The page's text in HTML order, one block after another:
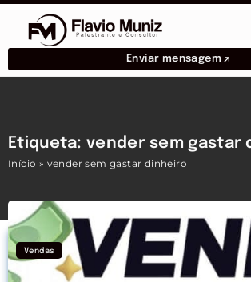
Enviar mensagem
Etiqueta: vender sem gastar
Início » vender sem gastar dinheiro
Vendas